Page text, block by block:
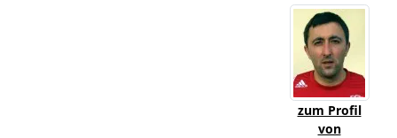
zum Profil
von